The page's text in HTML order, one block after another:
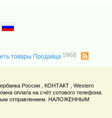
товары Продавца5968
России , КОНТАКТ , Western
оплата на счёт сотового телефона.
отправлением. НАЛОЖЕННЫМ